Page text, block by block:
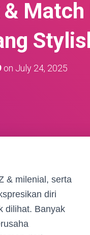
on July 24, 2025
& milenial, serta
diri
dilihat. Banyak